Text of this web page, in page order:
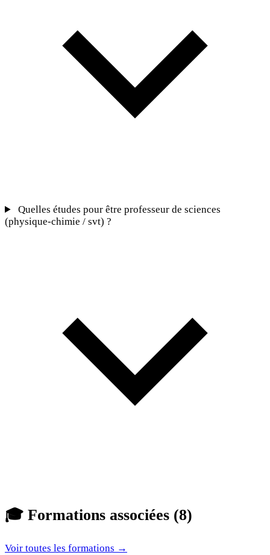
Quelles études pour être professeur de sciences
(physique-chimie / svt) ?
🎓 Formations associées (8)
Voir toutes les formations →